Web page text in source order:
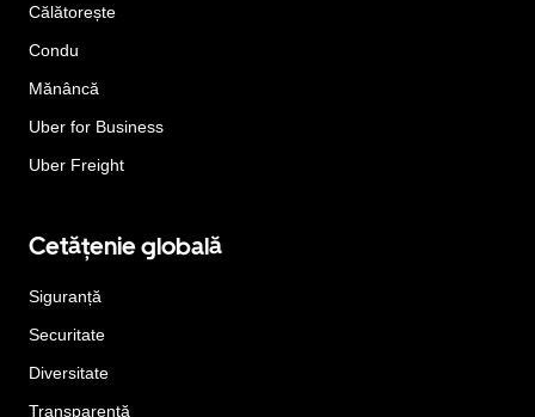
Călătorește
Condu
Mănâncă
Uber for Business
Uber Freight
Cetățenie globală
Siguranță
Securitate
Diversitate
Transparență